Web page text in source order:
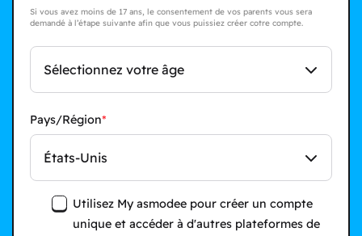
Si vous avez moins de 17 ans, le consentement de vos parents vous sera
demandé à l’étape suivante afin que vous puissiez créer cotre compte.
Sélectionnez votre âge
Pays/Région
États-Unis
Utilisez My asmodee pour créer un compte
unique et accéder à d'autres plateformes de